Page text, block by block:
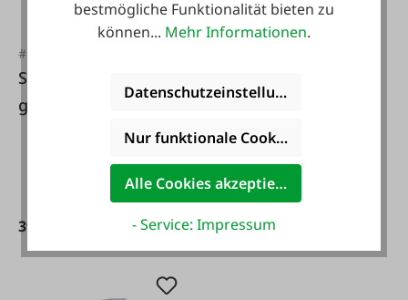
#FA104147
Scheibenwaschanla
ge 12Volt 1,2Liter
39,95 €*
tt, 600 mm
29,95 €*
bestmögliche Funktionalität bieten zu
können... Mehr Informationen.
Datenschutzeinstellungen
Nur funktionale Cookies akzeptieren
Alle Cookies akzeptieren
- Service: Impressum